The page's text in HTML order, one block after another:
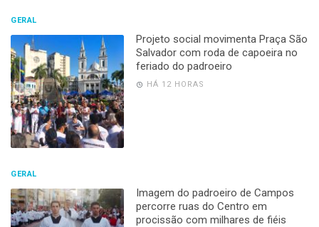
GERAL
Projeto social movimenta Praça São
Salvador com roda de capoeira no
feriado do padroeiro
HÁ 12 HORAS
GERAL
Imagem do padroeiro de Campos
percorre ruas do Centro em
procissão com milhares de fiéis